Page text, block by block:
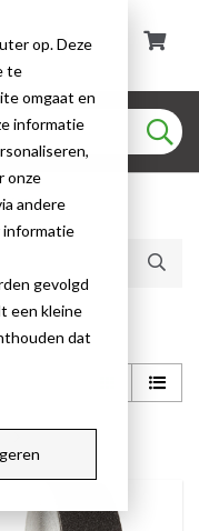
op. Deze
te
omgaat en
informatie
onze
andere
informatie
gevolgd
een kleine
dat
(19)